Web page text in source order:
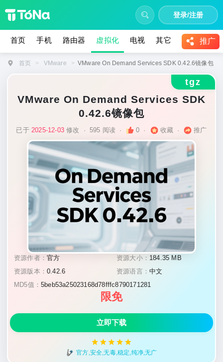
登录/注册
首页 手机 路由器 虚拟化 电视 其它 教程 推广
首页 > VMware > VMware On Demand Services SDK 0.42.6镜像包
tgz
VMware On Demand Services SDK
0.42.6镜像包
已于 2025-12-03修改 · 595 阅读 · 0 · 收藏 · 推广
资源作者： 官方 资源大小： 184.35 MB
资源版本： 0.42.6 资源语言： 中文
MD5值： 5beb53a25023168d78fffc8790171281
限免
立即下载
官方,安全,无毒,稳定,纯净,无广